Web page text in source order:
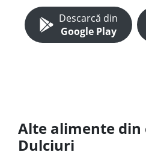
Descarcă din
Google Play
Alte alimente din
Dulciuri